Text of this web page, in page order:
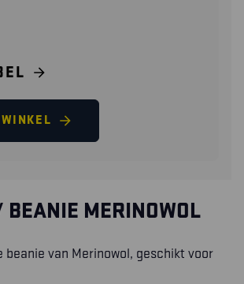
MERINOWOL
beanie van Merinowol, geschikt voor